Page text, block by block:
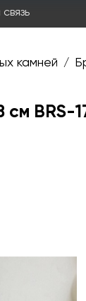
камней /
BRS-